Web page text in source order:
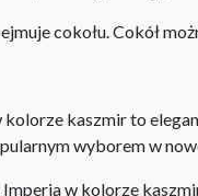
cokołu. Cokół
kolorze kaszmir to
wyborem w
w kolorze